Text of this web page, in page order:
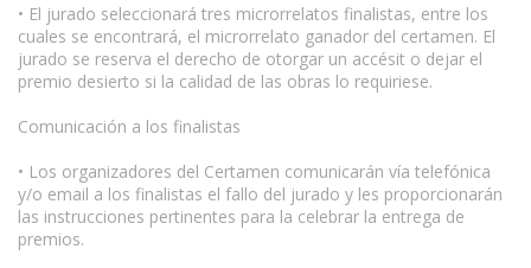
• El jurado seleccionará tres microrrelatos finalistas, entre los
cuales se encontrará, el microrrelato ganador del certamen. El
jurado se reserva el derecho de otorgar un accésit o dejar el
premio desierto si la calidad de las obras lo requiriese.
Comunicación a los finalistas
• Los organizadores del Certamen comunicarán vía telefónica
y/o email a los finalistas el fallo del jurado y les proporcionarán
las instrucciones pertinentes para la celebrar la entrega de
premios.